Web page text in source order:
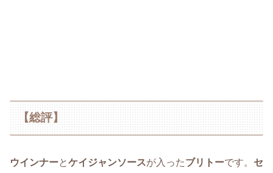
【総評】
ウインナーとケイジャンソースが入ったブリトーです。 セ